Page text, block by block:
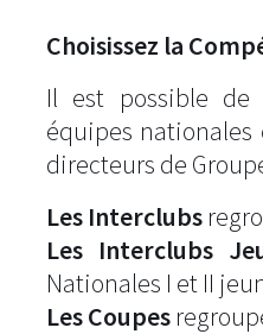
Choisissez la
Il est possible de
équipes nationales
directeurs de
Les Interclubs
Les Interclubs
Nationales I et II
Les Coupes